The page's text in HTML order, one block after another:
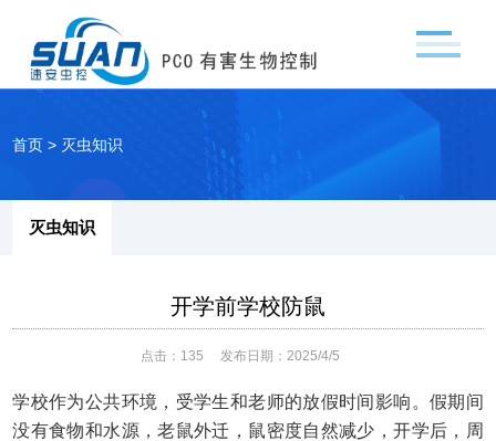
首页 > 灭虫知识
灭虫知识
开学前学校防鼠
点击： 135 发布日期：2025/4/5
学校作为公共环境，受学生和老师的放假时间影响。假期间
没有食物和水源，老鼠外迁，鼠密度自然减少，开学后，周